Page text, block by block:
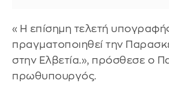
«Η επίσημη τελετή
πραγματοποιηθεί την
στην Ελβετία.», πρόσθεσε ο
πρωθυπουργός.